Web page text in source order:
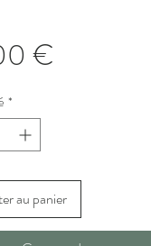
€
*
au panier